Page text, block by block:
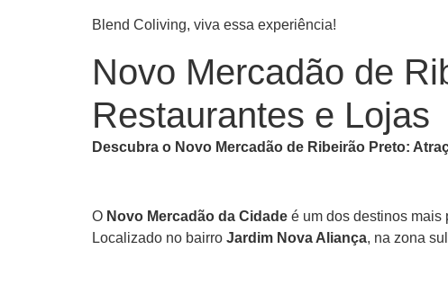
Blend Coliving, viva essa experiência!
Novo Mercadão de
Restaurantes e Lojas
Descubra o Novo Mercadão de Ribeirão Preto:
O Novo Mercadão da Cidade é um dos destinos mais
Localizado no bairro Jardim Nova Aliança, na zona